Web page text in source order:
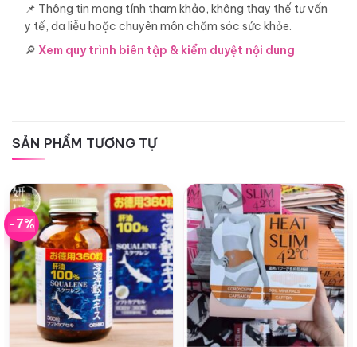
📌 Thông tin mang tính tham khảo, không thay thế tư vấn
y tế, da liễu hoặc chuyên môn chăm sóc sức khỏe.
🔎 Xem quy trình biên tập & kiểm duyệt nội dung
SẢN PHẨM TƯƠNG TỰ
-7%